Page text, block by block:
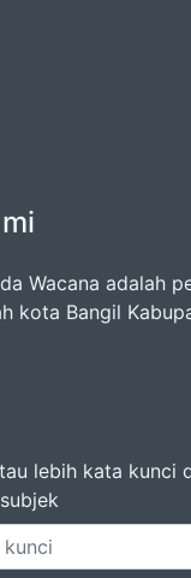
Wacana adalah
kota Bangil
lebih kata kunci